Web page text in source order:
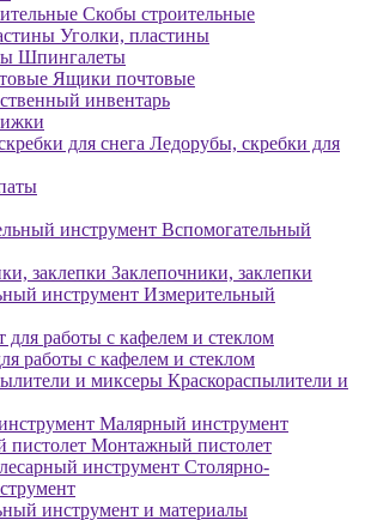
Скобы строительные
Уголки, пластины
Шпингалеты
Ящики почтовые
инвентарь
Ледорубы, скребки для
Вспомогательный
Заклепочники, заклепки
Измерительный
работы с кафелем и стеклом
Краскораспылители и
Малярный инструмент
Монтажный пистолет
Столярно-